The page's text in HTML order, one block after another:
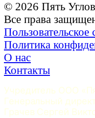
© 2026 Пять
Все права
Пользовательское
Политика
О нас
Контакты
Учредитель ООО
Генеральный
Грачев Сергей